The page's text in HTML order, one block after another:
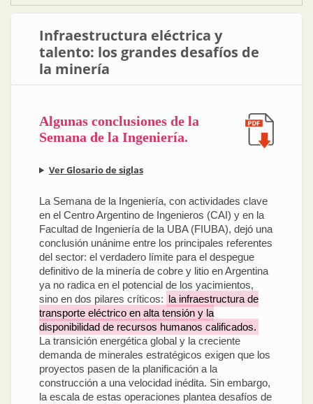
Infraestructura eléctrica y
talento: los grandes desafíos de
la minería
Algunas conclusiones de la
Semana de la Ingeniería.
Ver Glosario de siglas
La Semana de la Ingeniería, con actividades clave
en el Centro Argentino de Ingenieros (CAI) y en la
Facultad de Ingeniería de la UBA (FIUBA), dejó una
conclusión unánime entre los principales referentes
del sector: el verdadero límite para el despegue
definitivo de la minería de cobre y litio en Argentina
ya no radica en el potencial de los yacimientos,
sino en dos pilares críticos: la infraestructura de
transporte eléctrico en alta tensión y la
disponibilidad de recursos humanos calificados.
La transición energética global y la creciente
demanda de minerales estratégicos exigen que los
proyectos pasen de la planificación a la
construcción a una velocidad inédita. Sin embargo,
la escala de estas operaciones plantea desafíos de